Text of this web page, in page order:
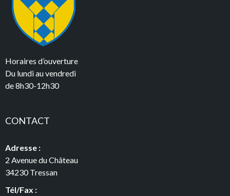
Horaires d’ouverture
Du lundi au vendredi
de 8h30-12h30
CONTACT
Adresse :
2 Avenue du Château
34230 Tressan
Tél/Fax :